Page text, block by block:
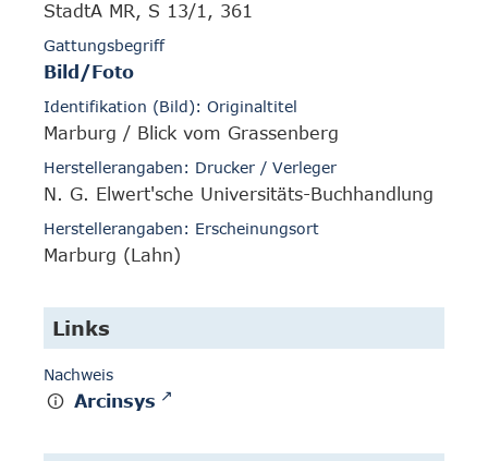
StadtA MR, S 13/1, 361
Gattungsbegriff
Bild/Foto
Identifikation (Bild): Originaltitel
Marburg / Blick vom Grassenberg
Herstellerangaben: Drucker / Verleger
N. G. Elwert'sche Universitäts-Buchhandlung
Herstellerangaben: Erscheinungsort
Marburg (Lahn)
Links
Nachweis
Arcinsys